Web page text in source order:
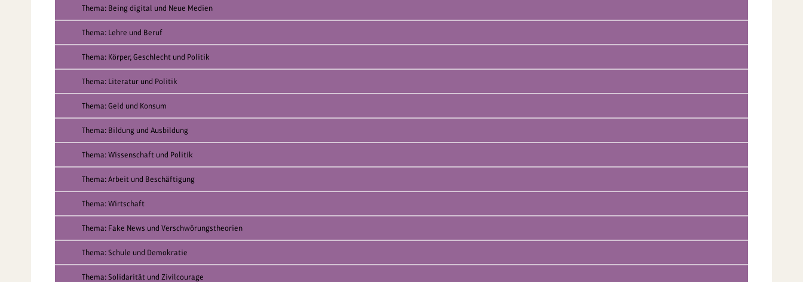
Thema: Being digital und Neue Medien
Thema: Lehre und Beruf
Thema: Körper, Geschlecht und Politik
Thema: Literatur und Politik
Thema: Geld und Konsum
Thema: Bildung und Ausbildung
Thema: Wissenschaft und Politik
Thema: Arbeit und Beschäftigung
Thema: Wirtschaft
Thema: Fake News und Verschwörungstheorien
Thema: Schule und Demokratie
Thema: Solidarität und Zivilcourage